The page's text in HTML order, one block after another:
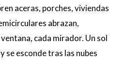
aceras, porches, viviendas
abrazan,
cada mirador. Un sol
se esconde tras las nubes